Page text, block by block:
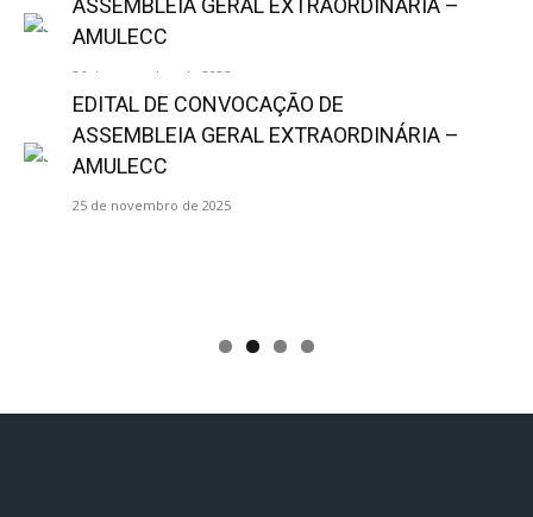
ASSEMBLEIA GERAL EXTRAORDINÁRIA –
AMULECC
26 de novembro de 2025
EDITAL DE CONVOCAÇÃO DE
ASSEMBLEIA GERAL EXTRAORDINÁRIA –
AMULECC
25 de novembro de 2025